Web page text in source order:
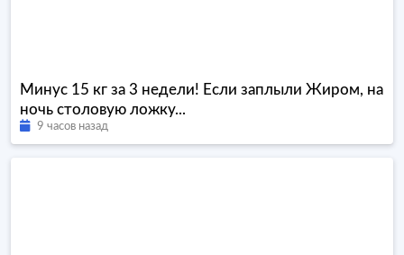
Минус 15 кг за 3 недели! Если заплыли Жиром, на
ночь столовую ложку...
9 часов назад